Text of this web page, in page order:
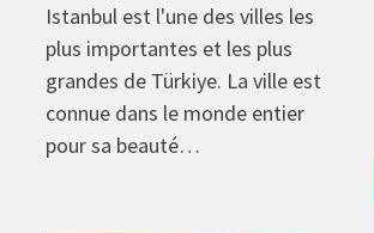
Istanbul est l'une des villes les
plus importantes et les plus
grandes de Türkiye. La ville est
connue dans le monde entier
pour sa beauté…